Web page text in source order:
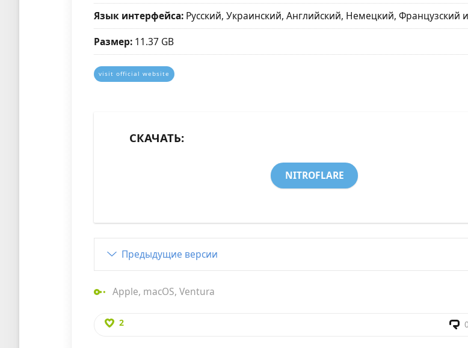
Язык интерфейса: Русский, Украинский, Английский, Немецкий, Французский
Размер: 11.37 GB
visit official website
СКАЧАТЬ:
NITROFLARE
Предыдущие версии
Apple, macOS,Ventura
2